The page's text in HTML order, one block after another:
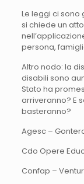
Le leggi ci sono
si chiede un
persona,
Altro nodo: la
disabili sono
Stato ha
arriveranno? E
basteranno?
Agesc –
Cdo Opere
Confap –